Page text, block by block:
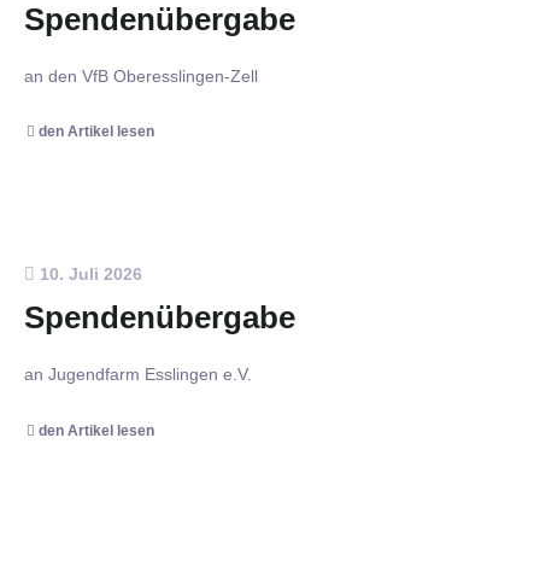
Spendenübergabe
an den VfB Oberesslingen-Zell
den Artikel lesen
10. Juli 2026
Spendenübergabe
an Jugendfarm Esslingen e.V.
den Artikel lesen